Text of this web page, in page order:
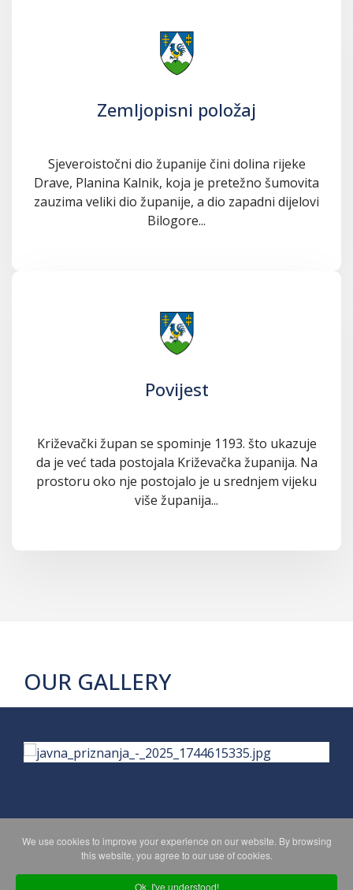
Zemljopisni položaj
Sjeveroistočni dio županije čini dolina rijeke
Drave, Planina Kalnik, koja je pretežno šumovita
zauzima veliki dio županije, a dio zapadni dijelovi
Bilogore...
Povijest
Križevački župan se spominje 1193. što ukazuje
da je već tada postojala Križevačka županija. Na
prostoru oko nje postojalo je u srednjem vijeku
više županija...
OUR GALLERY
PRIVACY POLICY MAPA WEBA
We use cookies to improve your experience on our website. By browsing
this website, you agree to our use of cookies.
Ok, I've understood!